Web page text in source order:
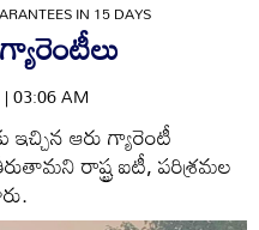
IN 15 DAYS
03:06 AM
ఇచ్చిన ఆరు గ్యారెంటీ
రాష్ట్ర ఐటీ, పరిశ్రమల